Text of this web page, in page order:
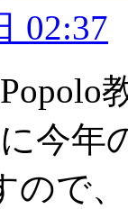
02:37
今年
ので